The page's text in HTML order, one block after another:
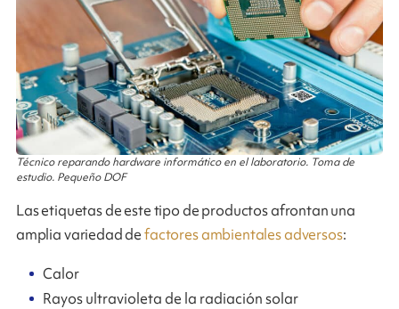
Técnico reparando hardware informático en el laboratorio. Toma de
estudio. Pequeño DOF
Las etiquetas de este tipo de productos afrontan una
amplia variedad defactores ambientales adversos:
Calor
Rayos ultravioleta de la radiación solar